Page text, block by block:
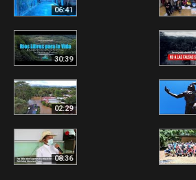
06:41
30:39
02:29
08:36